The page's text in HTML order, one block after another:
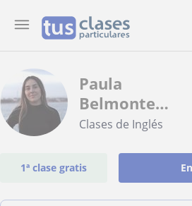
Paula
Belmonte
Martín
Clases de Inglés
1ª clase gratis